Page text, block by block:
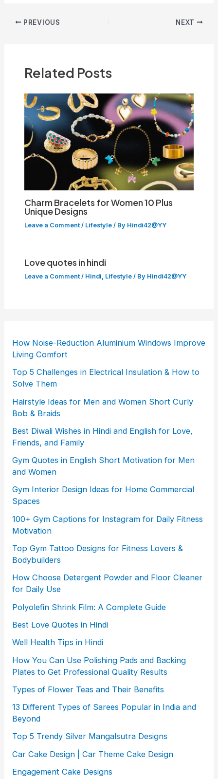
Post PREVIOUS NEXT
Related Posts
Charm Bracelets for Women 10 Plus
Unique Designs
Leave a Comment / Lifestyle/ By Hindi42@YY
Love quotes in hindi
Leave a Comment / Hindi, Lifestyle/ By Hindi42@YY
How Noise-Reduction Aluminium Windows Improve
Living Comfort
Top 5 Challenges in Electrical Insulation & How to
Solve Them
Hairstyle Ideas for Men and Women Short Curly
Bob & Braids
Best Diwali Wishes in Hindi and English for Love,
Friends, and Family
Gym Quotes in English Short Motivation for Men
and Women
Gym Interior Design Ideas for Home Commercial
Spaces
100+ Gym Captions for Instagram for Daily Fitness
Motivation
Top Gym Tattoo Designs for Fitness Lovers &
Bodybuilders
How Choose Detergent Powder and Floor Cleaner
for Daily Use
Polyolefin Shrink Film: A Complete Guide
Best Love Quotes in Hindi
Well Health Tips in Hindi
How You Can Use Polishing Pads and Backing
Plates to Get Professional Quality Results
Types of Flower Teas and Their Benefits
13 Different Types of Sarees Popular in India and
Beyond
Top 5 Trendy Silver Mangalsutra Designs
Car Cake Design | Car Theme Cake Design
Engagement Cake Designs